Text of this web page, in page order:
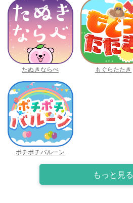
たぬきならべ もぐらたたき
ポチポチバルーン
もっと見る